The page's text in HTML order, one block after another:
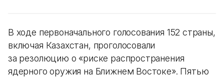
В ходе первоначального голосования 152 страны,
включая Казахстан, проголосовали
за резолюцию о «риске распространения
ядерного оружия на Ближнем Востоке». Пятью